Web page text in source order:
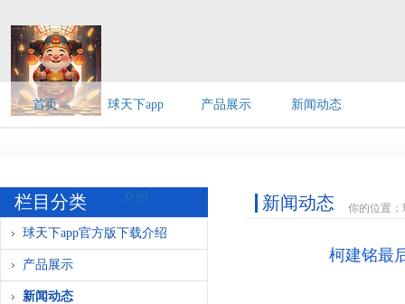
首页 球天下app
介绍
产品展示 新闻动态
栏目分类
球天下app官方版下载介绍
产品展示
新闻动态
新闻动态 你的位置：
柯建铭最